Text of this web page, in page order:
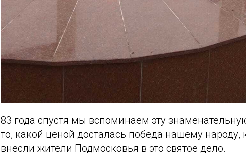
83 года спустя мы вспоминаем эту
то, какой ценой досталась победа нашему
внесли жители Подмосковья в это святое дело.